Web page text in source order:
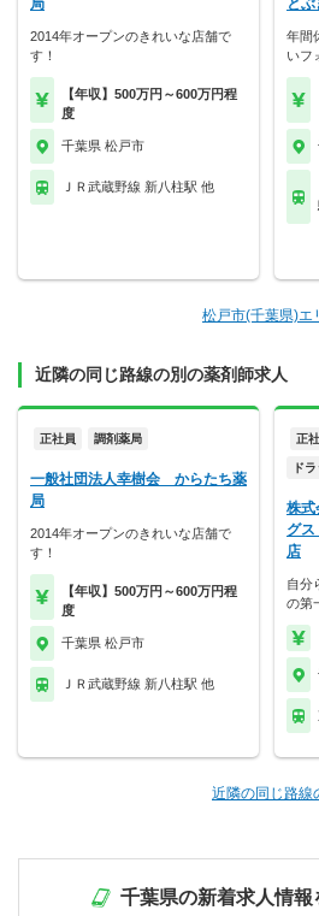
局
2014年オープンのきれいな店舗で
す！
【年収】500万円～600万円程
度
千葉県 松戸市
ＪＲ武蔵野線 新八柱駅 他
と
年間
いフ
松戸市(千葉県)エ
近隣の同じ路線の別の薬剤師求人
正社員 調剤薬局
一般社団法人幸樹会 からたち薬
局
2014年オープンのきれいな店舗で
す！
【年収】500万円～600万円程
度
千葉県 松戸市
ＪＲ武蔵野線 新八柱駅 他
正
ド
株
グ
店
自分
の第
近隣の同じ路線
千葉県の新着求人情報